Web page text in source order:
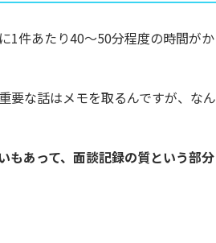
1件あたり40〜50分程度の時間がか
要な話はメモを取るんですが、なん
もあって、面談記録の質という部分